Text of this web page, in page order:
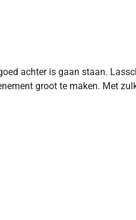
achter is gaan staan.
groot te maken. Met